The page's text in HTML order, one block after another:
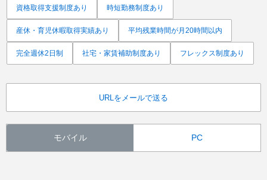
資格取得支援制度あり 時短勤務制度あり
産休・育児休暇取得実績あり 平均残業時間が月20時間以内
完全週休2日制 社宅・家賃補助制度あり フレックス制度あり
URLをメールで送る
モバイル PC